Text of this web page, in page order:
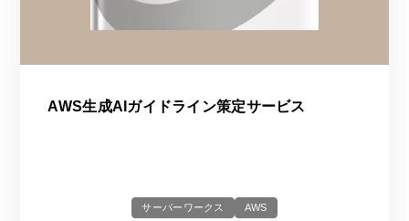
AWS生成AIガイドライン策定サービス
サーバーワークス AWS